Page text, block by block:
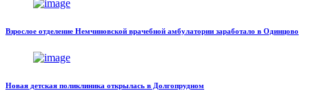
Взрослое отделение Немчиновской врачебной амбулатории заработало в Одинцово
Новая детская поликлиника открылась в Долгопрудном